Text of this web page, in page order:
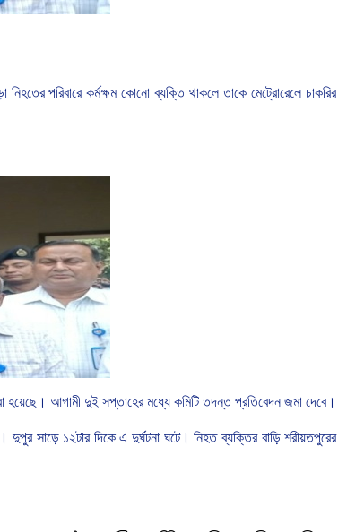
নিহতের পরিবারে কর্মক্ষম কোনো ব্যক্তি থাকলে তাকে মেট্রোরেলে চাকরির
হয়েছে। আগামী দুই সপ্তাহের মধ্যে কমিটি তদন্ত প্রতিবেদন জমা দেবে।
দুপুর সাড়ে ১২টার দিকে এ দুর্ঘটনা ঘটে। নিহত ব্যক্তির বাড়ি শরীয়তপুরের